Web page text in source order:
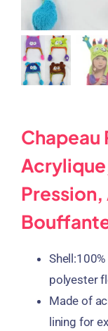
Chapeau
Shell
polyester
Made of
lining for